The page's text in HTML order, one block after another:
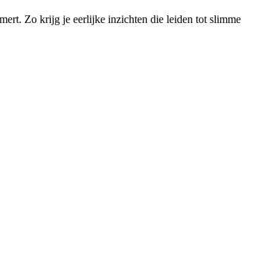
Zo krijg je eerlijke inzichten die leiden tot slimme